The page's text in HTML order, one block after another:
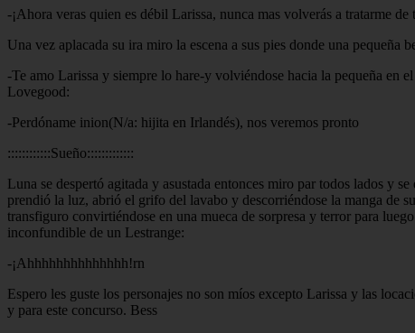
-¡Ahora veras quien es débil Larissa, nunca mas volverás a tratarme
Una vez aplacada su ira miro la escena a sus pies donde una
-Te amo Larissa y siempre lo hare-y volviéndose hacia la pequeña en
Lovegood:
-Perdóname inion(N/a: hijita en Irlandés), nos veremos pronto
::::::::::::Sueño:::::::::::::
Luna se despertó agitada y asustada entonces miro par todos lados y
prendió la luz, abrió el grifo del lavabo y descorriéndose la manga de
transfiguro convirtiéndose en una mueca de sorpresa y terror para
inconfundible de un Lestrange:
-¡Ahhhhhhhhhhhhhh!rn
Espero les guste los personajes no son míos excepto Larissa y las
y para este concurso. Bess